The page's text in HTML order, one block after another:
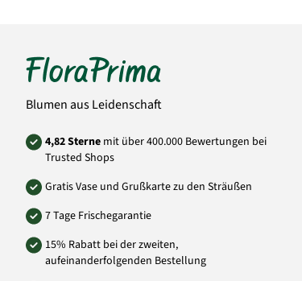
Grignano, 50065 Pontassieve (FI), Italien
Hinweis: trocken
Wein enthältSulfite
Aus Gründen des Jugendschutzes verkaufen
und geben wir Alkohol ausschließlich an
Personen über 18 Jahren ab.
Art.-Nr.: 809531181
Blumen aus Leidenschaft
4,82 Sterne mit über 400.000 Bewertungen bei
Trusted Shops
Gratis Vase und Grußkarte zu den Sträußen
7 Tage Frischegarantie
15% Rabatt bei der zweiten,
aufeinanderfolgenden Bestellung